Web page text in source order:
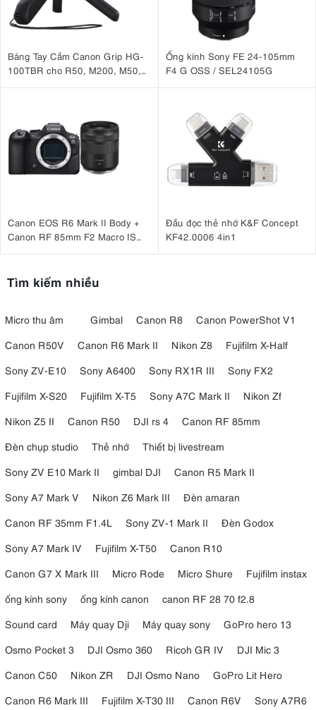
Báng Tay Cầm Canon Grip HG-
100TBR cho R50, M200, M50,
Ống kính Sony FE 24-105mm
F4 G OSS / SEL24105G
Canon EOS R6 Mark II Body +
Canon RF 85mm F2 Macro IS
Đầu đọc thẻ nhớ K&F Concept
KF42.0006 4in1
Tìm kiếm nhiều
Micro thu âm Gimbal Canon R8
Canon PowerShot V1
Canon R50V
Canon R6 Mark II Nikon Z8
Fujifilm X-Half
Sony ZV-E10
Sony A6400 Sony RX1R III
Sony FX2
Fujifilm X-S20
Fujifilm X-T5 Sony A7C Mark II
Nikon Zf
Nikon Z5 II
Canon R50 DJI rs 4
Canon RF 85mm
Đèn chụp studio
Thẻ nhớ
Thiết bị livestream
Sony ZV E10 Mark II
gimbal DJI
Canon R5 Mark II
Sony A7 Mark V
Nikon Z6 Mark III
Đèn amaran
Canon RF 35mm F1.4L
Sony ZV-1 Mark II
Đèn Godox
Sony A7 Mark IV
Fujifilm X-T50
Canon R10
Canon G7 X Mark III
Micro Rode Micro Shure
Fujifilm instax
ống kính sony
ống kính canon
canon RF 28 70 f2.8
Sound card
Máy quay Dji Máy quay sony
GoPro hero 13
Osmo Pocket 3
DJI Osmo 360 Ricoh GR IV
DJI Mic 3
Canon C50
Nikon ZR DJI Osmo Nano
GoPro Lit Hero
Canon R6 Mark III
Fujifilm X-T30 III Canon R6V
Sony A7R6